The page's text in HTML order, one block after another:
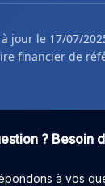
jour le 17/07/
financier de
? Besoin
à vos